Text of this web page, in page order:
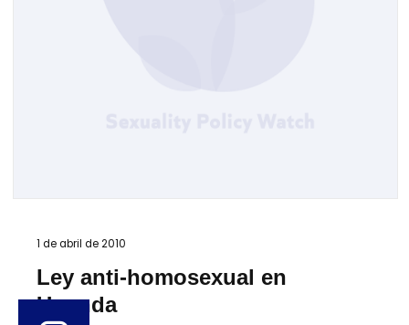
1 de abril de 2010
Ley anti-homosexual en
Uganda